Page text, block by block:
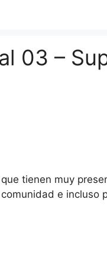
03 –
tienen muy
e incluso